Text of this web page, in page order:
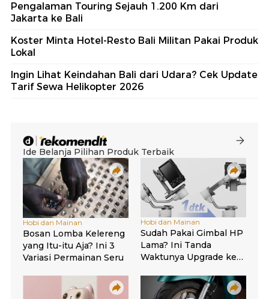
Pengalaman Touring Sejauh 1.200 Km dari
Jakarta ke Bali
Koster Minta Hotel-Resto Bali Militan Pakai Produk
Lokal
Ingin Lihat Keindahan Bali dari Udara? Cek Update
Tarif Sewa Helikopter 2026